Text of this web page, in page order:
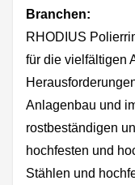
Branchen:
RHODIUS
für die vielfältigen
Anlagenbau und
rostbeständigen
hochfesten und
Stählen und